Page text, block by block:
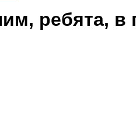
ребята, в